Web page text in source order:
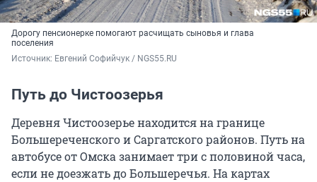
Дорогу пенсионерке помогают расчищать сыновья и глава
поселения
Источник: Евгений Софийчук / NGS55.RU
Путь до Чистоозерья
Деревня Чистоозерье находится на границе
Большереченского и Саргатского районов. Путь на
автобусе от Омска занимает три с половиной часа,
если не доезжать до Большеречья. На картах